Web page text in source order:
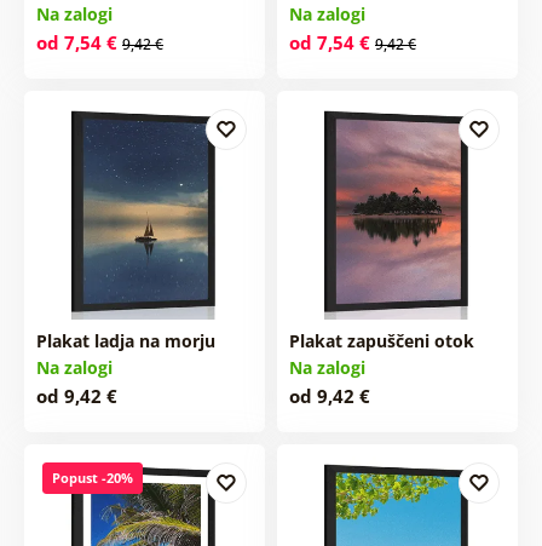
Na zalogi
od 7,54 € 9,42 €
Na zalogi
od 7,54 € 9,42 €
Plakat ladja na morju
Na zalogi
od 9,42 €
Plakat zapuščeni otok
Na zalogi
od 9,42 €
Popust -20%